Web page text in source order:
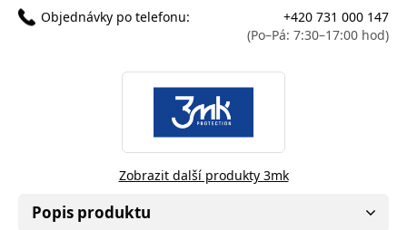
Objednávky po telefonu:
+420 731 000 147
(Po–Pá: 7:30–17:00 hod)
Zobrazit další produkty 3mk
Popis produktu